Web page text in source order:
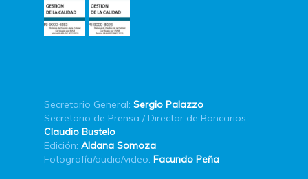
Secretario General: Sergio Palazzo
Secretario de Prensa / Director de Bancarios:
Claudio Bustelo
Edición: Aldana Somoza
Fotografía/audio/video: Facundo Peña